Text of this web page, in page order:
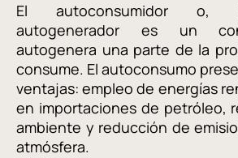
El autoconsumidor o,
autogenerador es un
autogenera una parte de la
consume. El autoconsumo
ventajas: empleo de energías
en importaciones de petróleo,
ambiente y reducción de
atmósfera.